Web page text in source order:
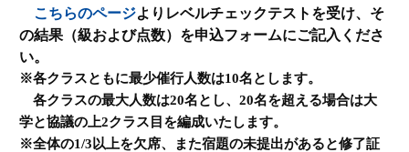
こちらのページよりレベルチェックテストを受け、そ
の結果（級および点数）を申込フォームにご記入くださ
い。
※各クラスともに最少催行人数は10名とします。
各クラスの最大人数は20名とし、20名を超える場合は大
学と協議の上2クラス目を編成いたします。
※全体の1/3以上を欠席、また宿題の未提出があると修了証